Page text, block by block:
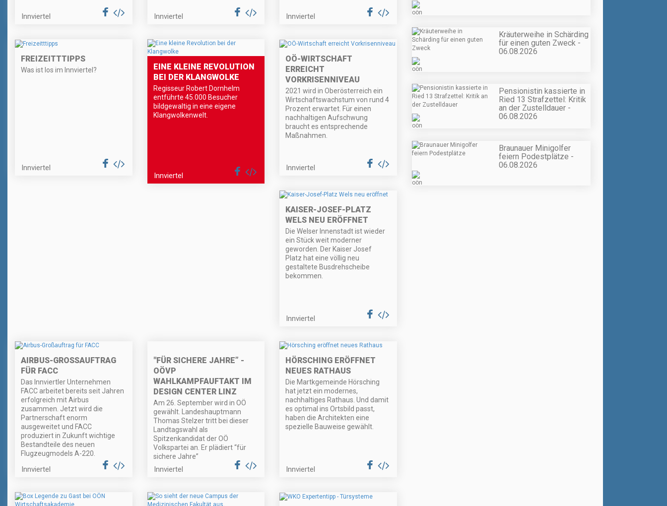
Innviertel Innviertel Innviertel
FREIZEITTTIPPS
Was ist los im Innviertel?
Innviertel
EINE KLEINE REVOLUTION
BEI DER KLANGWOLKE
Regisseur Robert Dornhelm
entführte 45.000 Besucher
bildgewaltig in eine eigene
Klangwolkenwelt.
Innviertel
OÖ-WIRTSCHAFT
ERREICHT
VORKRISENNIVEAU
2021 wird in Oberösterreich ein
Wirtschaftswachstum von rund 4
Prozent erwartet. Für einen
nachhaltigen Aufschwung
braucht es entsprechende
Maßnahmen.
Innviertel
KAISER-JOSEF-PLATZ
WELS NEU ERÖFFNET
Die Welser Innenstadt ist wieder
ein Stück weit moderner
geworden. Der Kaiser Josef
Platz hat eine völlig neu
gestaltete Busdrehscheibe
bekommen.
Innviertel
AIRBUS-GROSSAUFTRAG F
ÜR FACC
Das Innviertler Unternehmen
FACC arbeitet bereits seit Jahren
erfolgreich mit Airbus
zusammen. Jetzt wird die
Partnerschaft enorm
ausgeweitet und FACC
produziert in Zukunft wichtige
Bestandteile des neuen
Flugzeugmodels A-220.
Innviertel
"FÜR SICHERE JAHRE” -
OÖVP
WAHLKAMPFAUFTAKT IM
DESIGN CENTER LINZ
Am 26. September wird in OÖ
gewählt. Landeshauptmann
Thomas Stelzer tritt bei dieser
Landtagswahl als
Spitzenkandidat der OÖ
Volkspartei an. Er plädiert “für
sichere Jahre”
Innviertel
HÖRSCHING ERÖFFNET
NEUES RATHAUS
Die Martkgemeinde Hörsching
hat jetzt ein modernes,
nachhaltiges Rathaus. Und damit
es optimal ins Ortsbild passt,
haben die Architekten eine
spezielle Bauweise gewählt.
Innviertel
Kräuterweihe in Schärding
für einen guten Zweck -
06.08.2026
Pensionistin kassierte in
Ried 13 Strafzettel: Kritik
an der Zustelldauer -
06.08.2026
Braunauer Minigolfer
feiern Podestplätze -
06.08.2026